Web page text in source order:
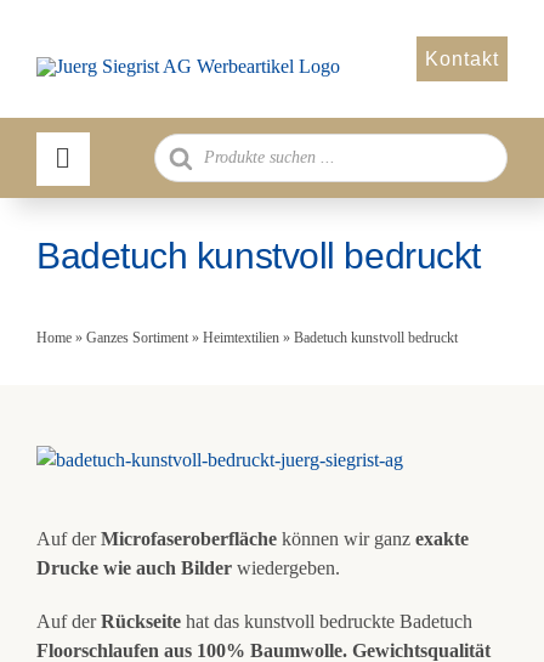
springen
Kontakt
Products
search
Badetuch kunstvoll bedruckt
Home» Ganzes Sortiment» Heimtextilien» Badetuch kunstvoll bedruckt
Auf derMicrofaseroberflächekönnen wir ganz exakte
Drucke wie auch Bilderwiedergeben.
Auf derRückseitehat das kunstvoll bedruckte Badetuch
Floorschlaufen aus 100% Baumwolle. Gewichtsqualität